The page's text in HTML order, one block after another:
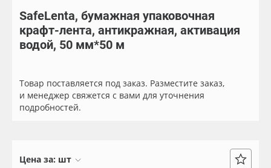
Каталог
Orafol
Бренды
Доставка
Весь каталог
Рулонные материалы
Самоклеящиеся плёнки
Листовые материалы
SafeLenta, бумажная упаковочная
крафт-лента, антикражная, активация
водой, 50 мм*50 м
Товар поставляется под заказ. Разместите заказ,
и менеджер свяжется с вами для уточнения
подробностей.
Цена за: шт